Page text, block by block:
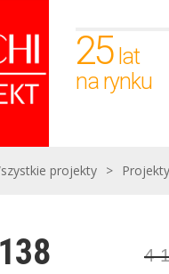
25 lat
na rynku
projekty >
4